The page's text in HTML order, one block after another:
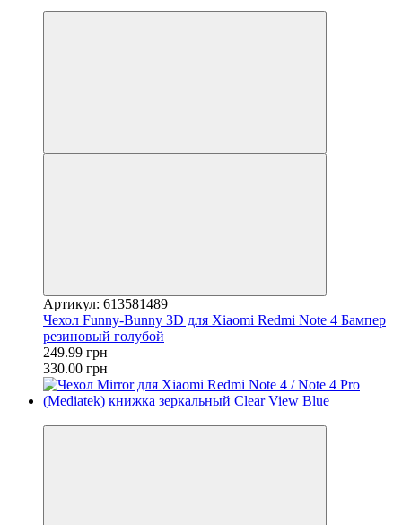
Артикул: 613581489
Чехол Funny-Bunny 3D для Xiaomi Redmi Note 4 Бампер
резиновый голубой
249.99 грн
330.00 грн